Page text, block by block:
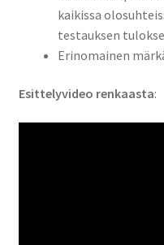
kaikissa
testauksen
Erinomainen
Esittelyvideo renkaasta: